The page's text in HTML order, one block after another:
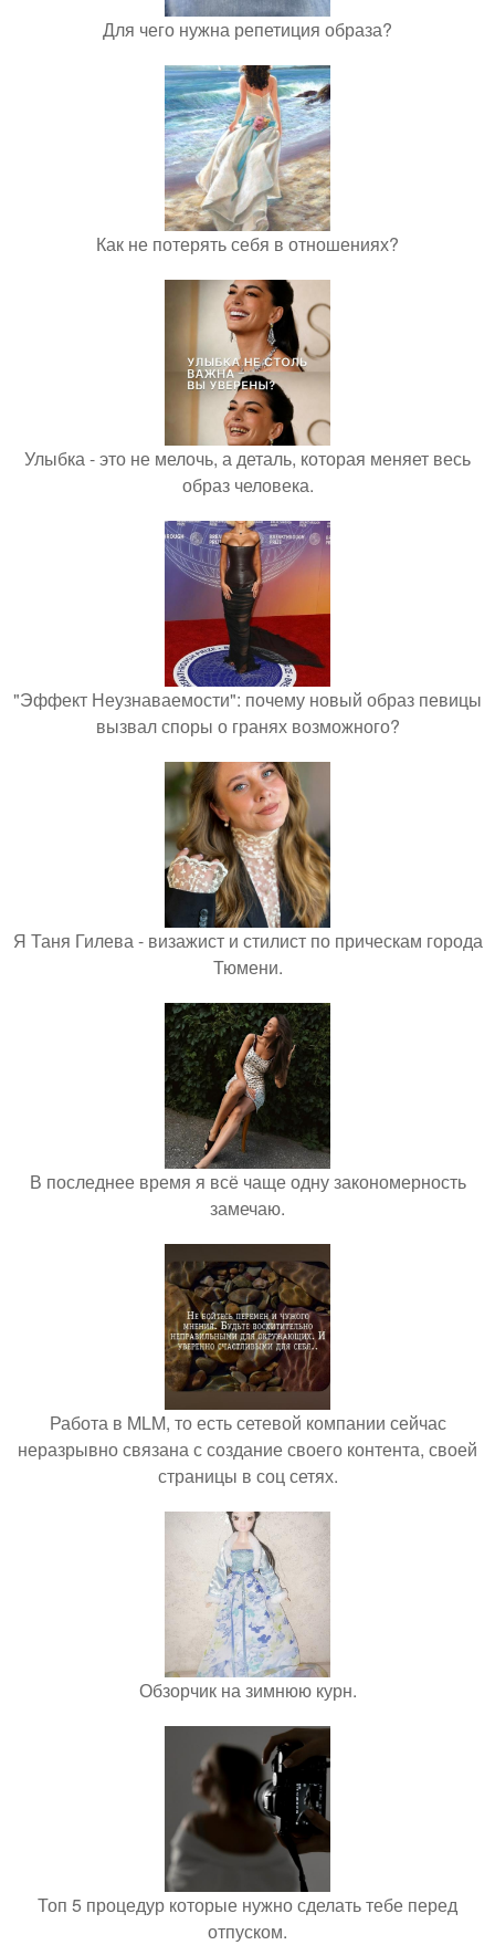
Для чего нужна репетиция образа?
Как не потерять себя в отношениях?
Улыбка - это не мелочь, а деталь, которая меняет весь
образ человека.
"Эффект Неузнаваемости": почему новый образ певицы
вызвал споры о гранях возможного?
Я Таня Гилева - визажист и стилист по прическам города
Тюмени.
В последнее время я всё чаще одну закономерность
замечаю.
Работа в MLM, то есть сетевой компании сейчас
неразрывно связана с создание своего контента, своей
страницы в соц сетях.
Обзорчик на зимнюю курн.
Топ 5 процедур которые нужно сделать тебе перед
отпуском.